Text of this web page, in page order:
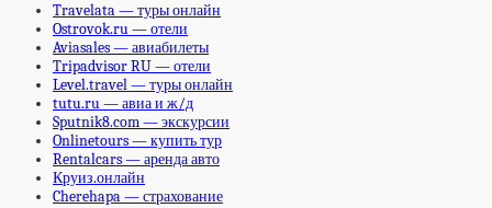
Travelata — туры онлайн
Ostrovok.ru — отели
Aviasales — авиабилеты
Tripadvisor RU — отели
Level.travel — туры онлайн
tutu.ru — авиа и ж/д
Sputnik8.com — экскурсии
Onlinetours — купить тур
Rentalcars — аренда авто
Круиз.онлайн
Cherehapa — страхование